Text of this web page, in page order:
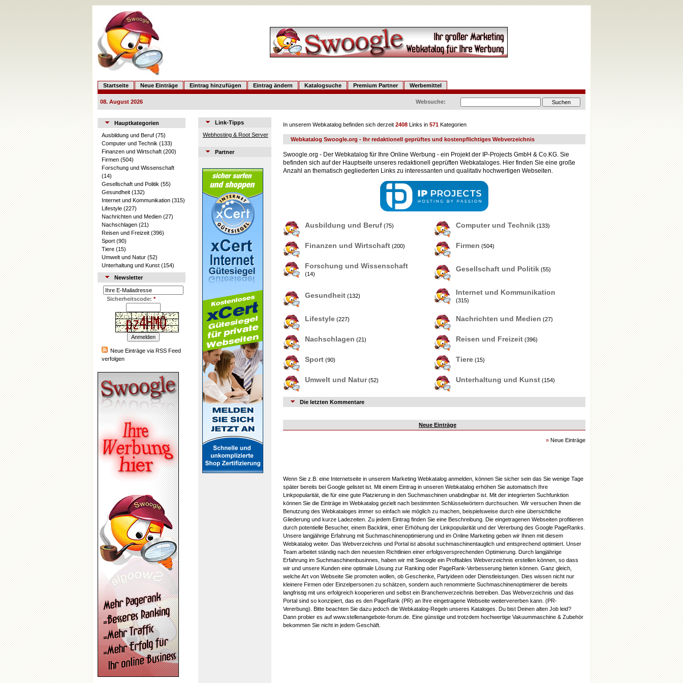
Startseite Neue Einträge Eintrag hinzufügen Eintrag ändern Katalogsuche Premium Partner Werbemittel
08. August 2026 Websuche:
Hauptkategorien
Ausbildung und Beruf (75)
Computer und Technik (133)
Finanzen und Wirtschaft (200)
Firmen (504)
Forschung und Wissenschaft
(14)
Gesellschaft und Politik (55)
Gesundheit (132)
Internet und Kommunikation (315)
Lifestyle (227)
Nachrichten und Medien (27)
Nachschlagen (21)
Reisen und Freizeit (396)
Sport (90)
Tiere (15)
Umwelt und Natur (52)
Unterhaltung und Kunst (154)
Newsletter
Sicherheitscode: *
Neue Einträge via RSS Feed
verfolgen
Link-Tipps
Webhosting & Root Server
Partner
In unserem Webkatalog befinden sich derzeit 2408Links in 571Kategorien
Webkatalog Swoogle.org - Ihr redaktionell geprüftes und kostenpflichtiges Webverzeichnis
Swoogle.org - Der Webkatalog für Ihre Online Werbung - ein Projekt der IP-Projects GmbH & Co.KG. Sie
befinden sich auf der Hauptseite unseres redaktionell geprüften Webkataloges. Hier finden Sie eine große
Anzahl an thematisch gegliederten Links zu interessanten und qualitativ hochwertigen Webseiten.
Ausbildung und Beruf(75) Computer und Technik(133)
Finanzen und Wirtschaft(200) Firmen (504)
Forschung und Wissenschaft
(14)
Gesellschaft und Politik(55)
Gesundheit(132) Internet und Kommunikation
(315)
Lifestyle(227) Nachrichten und Medien (27)
Nachschlagen (21) Reisen und Freizeit(396)
Sport(90) Tiere(15)
Umwelt und Natur(52) Unterhaltung und Kunst(154)
Die letzten Kommentare
Neue Einträge
» Neue Einträge
Wenn Sie z.B. eine Internetseite in unserem Marketing Webkatalog anmelden, können Sie sicher sein das Sie wenige Tage
später bereits bei Google gelistet ist. Mit einem Eintrag in unseren Webkatalog erhöhen Sie automatisch Ihre
Linkpopularität, die für eine gute Platzierung in den Suchmaschinen unabdingbar ist. Mit der integrierten Suchfunktion
können Sie die Einträge im Webkatalog gezielt nach bestimmten Schlüsselwörtern durchsuchen. Wir versuchen Ihnen die
Benutzung des Webkataloges immer so einfach wie möglich zu machen, beispielsweise durch eine übersichtliche
Gliederung und kurze Ladezeiten. Zu jedem Eintrag finden Sie eine Beschreibung. Die eingetragenen Webseiten profitieren
durch potentielle Besucher, einem Backlink, einer Erhöhung der Linkpopularität und der Vererbung des Google PageRanks.
Unsere langjährige Erfahrung mit Suchmaschinenoptimierung und im Online Marketing geben wir Ihnen mit diesem
Webkatalog weiter. Das Webverzeichnis und Portal ist absolut suchmaschinentauglich und entsprechend optimiert. Unser
Team arbeitet ständig nach den neuesten Richtlinien einer erfolgsversprechenden Optimierung. Durch langjährige
Erfahrung im Suchmaschinenbusinnes, haben wir mit Swoogle ein Profitables Webverzeichnis erstellen können, so dass
wir und unsere Kunden eine optimale Lösung zur Ranking oder PageRank-Verbesserung bieten können. Ganz gleich,
welche Art von Webseite Sie promoten wollen, ob Geschenke, Partyideen oder Dienstleistungen. Dies wissen nicht nur
kleinere Firmen oder Einzelpersonen zu schätzen, sondern auch renommierte Suchmaschinenoptimierer die bereits
langfristig mit uns erfolgreich kooperieren und selbst ein Branchenverzeichnis betreiben. Das Webverzeichnis und das
Portal sind so konzipiert, das es den PageRank (PR) an Ihre eingetragene Webseite weitervererben kann. (PR-
Vererbung). Bitte beachten Sie dazu jedoch die Webkatalog-Regeln unseres Kataloges. Du bist Deinen alten Job leid?
Dann probier es auf www.stellenangebote-forum.de. Eine günstige und trotzdem hochwertige Vakuummaschine & Zubehör
bekommen Sie nicht in jedem Geschäft.